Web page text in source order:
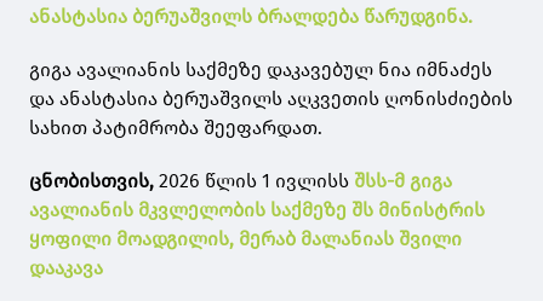
ანასტასია ბერუაშვილს ბრალდება წარუდგინა.
გიგა ავალიანის საქმეზე დაკავებულ ნია იმნაძეს
და ანასტასია ბერუაშვილს აღკვეთის ღონისძიების
სახით პატიმრობა შეეფარდათ.
ცნობისთვის, 2026 წლის 1 ივლისს შსს-მ გიგა
ავალიანის მკვლელობის საქმეზე შს მინისტრის
ყოფილი მოადგილის, მერაბ მალანიას შვილი
დააკავა